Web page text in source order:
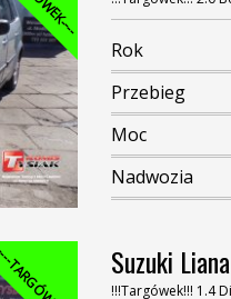
Rok
Przebieg
Moc
Nadwozia
Suzuki Liana
!!!Targówek!!! 1.4